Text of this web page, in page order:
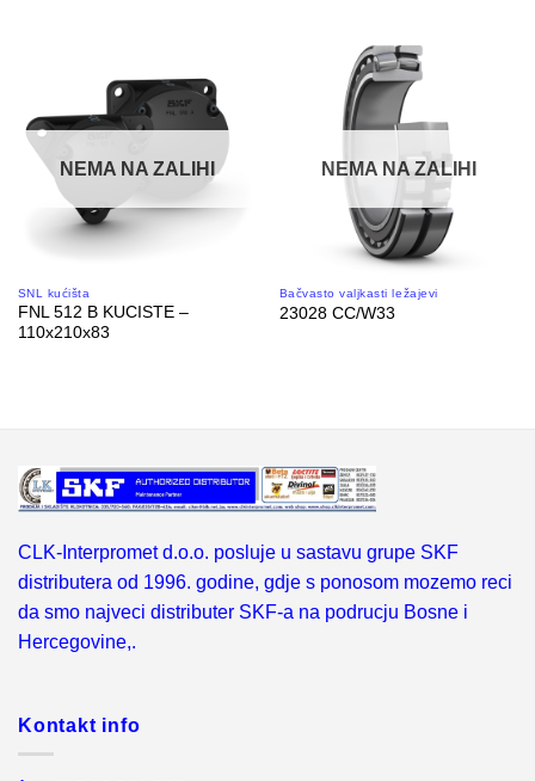
NEMA NA ZALIHI
SNL kućišta
FNL 512 B KUCISTE –
110x210x83
NEMA NA ZALIHI
Bačvasto valjkasti ležajevi
23028 CC/W33
CLK-Interpromet d.o.o. posluje u sastavu grupe SKF
distributera od 1996. godine, gdje s ponosom mozemo reci
da smo najveci distributer SKF-a na podrucju Bosne i
Hercegovine,.
Kontakt info